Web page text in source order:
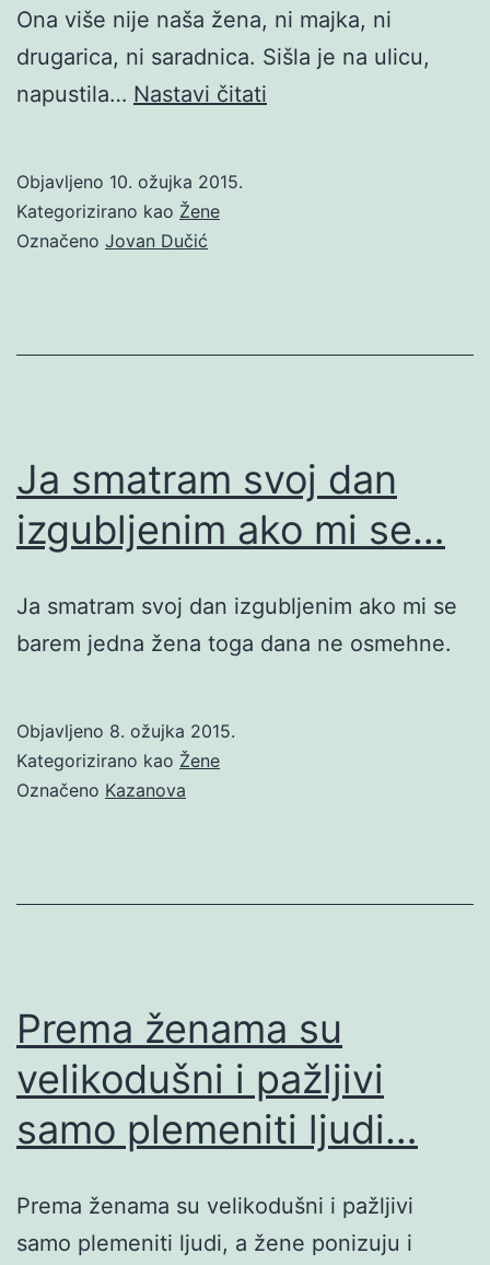
Ona više nije naša žena, ni majka, ni
drugarica, ni saradnica. Sišla je na ulicu,
napustila… Nastavi čitati
Objavljeno 10. ožujka 2015.
Kategorizirano kao Žene
Označeno Jovan Dučić
Ja smatram svoj dan
izgubljenim ako mi se…
Ja smatram svoj dan izgubljenim ako mi se
barem jedna žena toga dana ne osmehne.
Objavljeno 8. ožujka 2015.
Kategorizirano kao Žene
Označeno Kazanova
Prema ženama su
velikodušni i pažljivi
samo plemeniti ljudi…
Prema ženama su velikodušni i pažljivi
samo plemeniti ljudi, a žene ponizuju i